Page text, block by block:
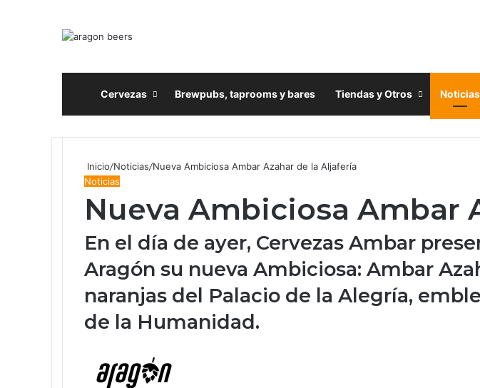
InicioCervezas Brewpubs, taprooms y bares Tiendas y Otros Noticias
Inicio/Noticias/Nueva Ambiciosa Ambar Azahar de la Aljafería
Noticias
Nueva Ambiciosa Ambar
En el día de ayer, Cervezas Ambar
Aragón su nueva Ambiciosa: Ambar
naranjas del Palacio de la Alegría,
de la Humanidad.